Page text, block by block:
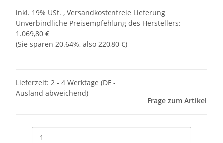
inkl. 19% USt. , Versandkostenfreie Lieferung
Unverbindliche Preisempfehlung des Herstellers:
1.069,80 €
(Sie sparen 20.64%, also 220,80 €)
Lieferzeit: 2 - 4 Werktage (DE -
Ausland abweichend)
Frage zum Artikel